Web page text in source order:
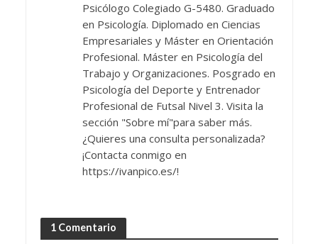
Psicólogo Colegiado G-5480. Graduado
en Psicología. Diplomado en Ciencias
Empresariales y Máster en Orientación
Profesional. Máster en Psicología del
Trabajo y Organizaciones. Posgrado en
Psicología del Deporte y Entrenador
Profesional de Futsal Nivel 3. Visita la
sección "Sobre mí"para saber más.
¿Quieres una consulta personalizada?
¡Contacta conmigo en
https://ivanpico.es/!
1 Comentario